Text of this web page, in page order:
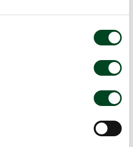
i farge hvit.Dim: 390x150mm.
Kvalitetene gjør at melamin
Melamin tåler mye
brukes ofte i buffeer og